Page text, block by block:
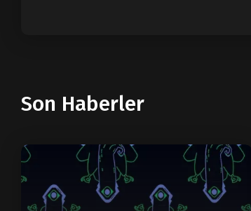
Son Haberler